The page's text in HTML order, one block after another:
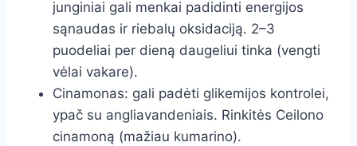
junginiai gali menkai padidinti energijos
sąnaudas ir riebalų oksidaciją. 2–3
puodeliai per dieną daugeliui tinka (vengti
vėlai vakare).
Cinamonas: gali padėti glikemijos kontrolei,
ypač su angliavandeniais. Rinkitės Ceilono
cinamoną (mažiau kumarino).